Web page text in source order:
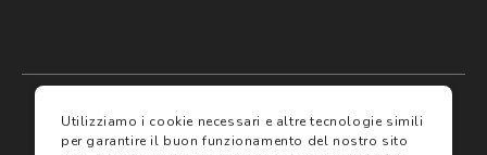
I miei preferiti
Utilizziamo i cookie necessari e altre tecnologie simili
per garantire il buon funzionamento del nostro sito